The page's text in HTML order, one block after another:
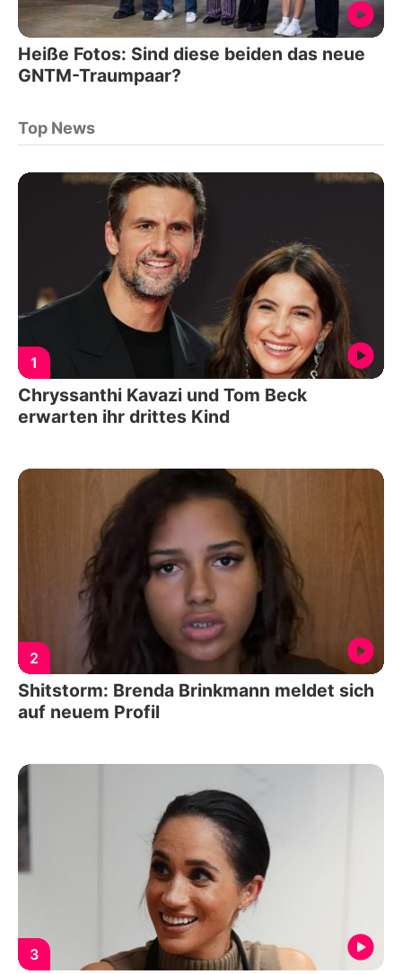
Heiße Fotos: Sind diese beiden das neue
GNTM-Traumpaar?
Top News
1
Chryssanthi Kavazi und Tom Beck
erwarten ihr drittes Kind
2
Shitstorm: Brenda Brinkmann meldet sich
auf neuem Profil
3